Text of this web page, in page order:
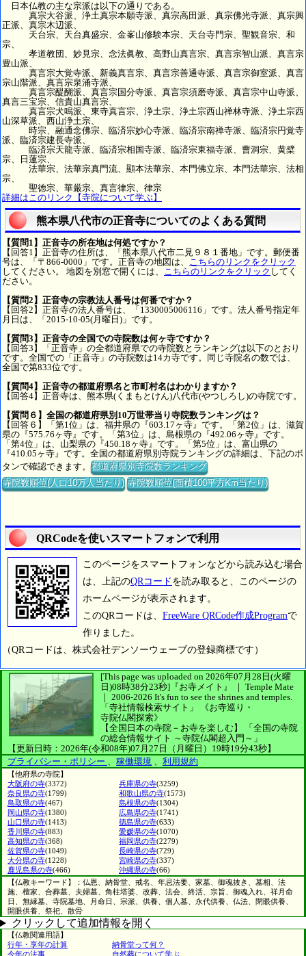
日本仏教の主な宗派は以下の通りである。
真宗大谷派、浄土真宗本願寺派、真宗高田派、真宗佛光寺派、真宗興
正派、真宗木辺派、
天台宗、天台真盛宗、金峯山修験本宗、天台寺門宗、聖観音宗、和
宗、
孝道教団、妙見宗、念法眞教、高野山真言宗、真言宗智山派、真言宗
豊山派、
真言宗大覚寺派、新義真言宗、真言宗善通寺派、真言宗御室派、真言
宗山階派、真言宗泉涌寺派、
真言宗醍醐派、真言宗国分寺派、真言宗須磨寺派、真言宗中山寺派、
真言三宝宗、信貴山真言宗、
真言宗犬鳴派、東寺真言宗、浄土宗、浄土宗西山禅林寺派、浄土宗西
山深草派、西山浄土宗、
時宗、融通念佛宗、臨済宗妙心寺派、臨済宗南禅寺派、臨済宗円覚寺
派、臨済宗建長寺派、
臨済宗天龍寺派、臨済宗相国寺派、臨済宗東福寺派、曹洞宗、黄檗
宗、日蓮宗、
法華宗、法華宗真門流、顯本法華宗、本門佛立宗、本門法華宗、法相
宗、
聖徳宗、華厳宗、真言律宗、律宗
詳細はこのリンク【寺院について学ぶ】
熊本県八代市の正音寺についてのよくある質問
【質問1】正音寺の所在地は何処ですか？
【回答1】正音寺の住所は、「熊本県八代市二見９８１番地」です。郵便番
号は、「〒866-0000」です。正音寺の地図は、 こちらのリンクをクリック
してください。 地図を別窓で開くには、 こちらのリンクをクリック してく
ださい。
【質問2】正音寺の宗教法人番号は何番ですか？
【回答2】正音寺の法人番号は、「1330005006116」です。法人番号指定年
月日は、「2015-10-05(月曜日)」です。
【質問3】正音寺の全国での寺院数は何ヶ寺ですか？
【回答3】「正音寺」の全都道府県での寺院数とランキングは以下のとおり
です。全国での「正音寺」の寺院数は14カ寺です。同じ寺院名の数では、
全国で第833位です。
【質問4】正音寺の都道府県名と市町村名はわかりますか？
【回答4】正音寺は、熊本県(くまもとけん)八代市(やつしろし)の寺院です。
【質問６】全国の都道府県別10万世帯当り寺院数ランキングは？
【回答６】「第1位」は、福井県の『603.17ヶ寺』です。「第2位」は、滋賀
県の『575.76ヶ寺』です。「第3位」は、島根県の『492.06ヶ寺』です。
「第4位」は、山梨県の『450.18ヶ寺』です。「第5位」は、富山県の
『410.05ヶ寺』です。全国の都道府県別寺院ランキングの詳細は、下記のボ
タンで確認できます。都道府県別寺院数ランキング
寺院数順位(人口10万人当たり) 寺院数順位(面積100平方Km当たり)
QRCodeを使いスマートフォンで利用
このページをスマートフォンなどから読み込む場合
は、上記のQRコード を読み取ると、このページの
ホームページが表示されます。
このQRコードは、 FreeWare QRCode作成Programで
作りました。
（QRコードは、株式会社デンソーウェーブの登録商標です）
[This page was uploaded on 2026年07月28日(火曜
日)08時38分23秒] 『お寺メイト』 ｜ Temple Mate
｜ 2006-2026 It's fun to see the shrines and temples.
「寺社情報検索サイト」
《お寺巡り・
寺院仏閣探索》
【全国日本の寺院－お寺を楽しむ】
「全国の寺院
の総合情報サイト ～寺院仏閣超入門～」
【更新日時：2026年(令和08年)07月27日（月曜日）19時19分43秒】
プライバシー・ポリシー 、 稼働環境 、 利用規約
【他府県の寺院】
大阪府の寺(3372) 兵庫県の寺(3259)
奈良県の寺(1799) 和歌山県の寺(1573)
鳥取県の寺(467) 島根県の寺(1304)
岡山県の寺(1380) 広島県の寺(1741)
山口県の寺(1413) 徳島県の寺(633)
香川県の寺(883) 愛媛県の寺(1070)
高知県の寺(368) 福岡県の寺(2279)
佐賀県の寺(1049) 長崎県の寺(729)
大分県の寺(1228) 宮崎県の寺(337)
鹿児島県の寺(466) 沖縄県の寺(66)
【仏教キーワード】：仏恩、納骨堂、戒名、年忌法要、家墓、御魂抜き、墓相、法
施、檀家、合葬墓、夫婦墓、角柱塔婆、改葬、法会、終活、宗旨、御魂入れ、祥月命
日、無縁墓、寺院墓地、月命日、宗派、供養、個人墓、永代供養、仏法、閉眼供養、
開眼供養、祭祀、散骨
クリックして追加情報を開く
【仏教関連用語】
行年・享年の計算
納骨堂って何？
今年の法事
自然葬について学ぶ